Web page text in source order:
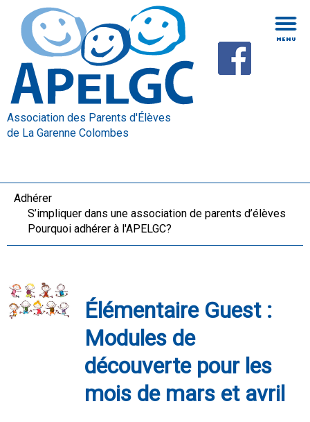
Association des Parents d'Élèves
de La Garenne Colombes
Adhérer
S’impliquer dans une association de parents d’élèves
Pourquoi adhérer à l'APELGC?
Élémentaire Guest :
Modules de
découverte pour les
mois de mars et avril